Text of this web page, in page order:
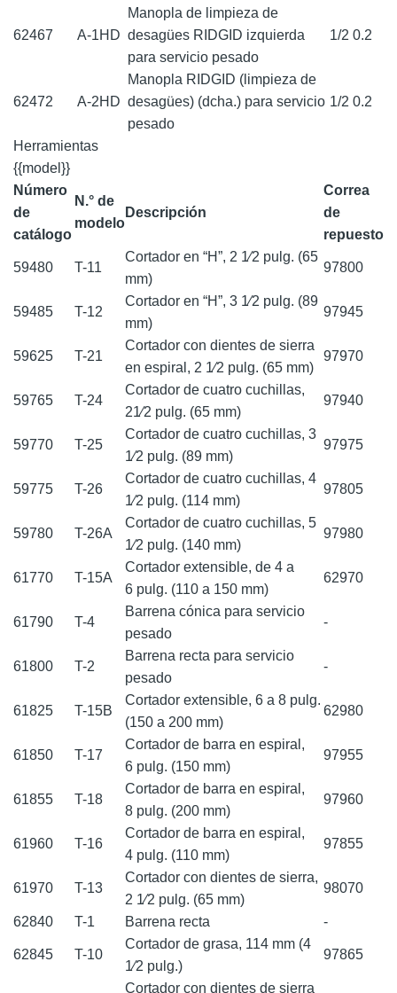
62467 A-1HD
Manopla de limpieza de
desagües RIDGID izquierda
para servicio pesado
1/2 0.2
62472 A-2HD
Manopla RIDGID (limpieza de
desagües) (dcha.) para servicio
pesado
1/2 0.2
Herramientas
{{model}}
Número
de
catálogo
N.° de
modelo
Descripción
Correa
de
repuesto
59480 T-11
Cortador en “H”, 2 1⁄2 pulg. (65
mm)
97800
59485 T-12
Cortador en “H”, 3 1⁄2 pulg. (89
mm)
97945
59625 T-21
Cortador con dientes de sierra
en espiral, 2 1⁄2 pulg. (65 mm)
97970
59765 T-24
Cortador de cuatro cuchillas,
21⁄2 pulg. (65 mm)
97940
59770 T-25
Cortador de cuatro cuchillas, 3
1⁄2 pulg. (89 mm)
97975
59775 T-26
Cortador de cuatro cuchillas, 4
1⁄2 pulg. (114 mm)
97805
59780 T-26A
Cortador de cuatro cuchillas, 5
1⁄2 pulg. (140 mm)
97980
61770 T-15A
Cortador extensible, de 4 a
6 pulg. (110 a 150 mm)
62970
61790 T-4
Barrena cónica para servicio
pesado
-
61800 T-2
Barrena recta para servicio
pesado
-
61825 T-15B
Cortador extensible, 6 a 8 pulg.
(150 a 200 mm)
62980
61850 T-17
Cortador de barra en espiral,
6 pulg. (150 mm)
97955
61855 T-18
Cortador de barra en espiral,
8 pulg. (200 mm)
97960
61960 T-16
Cortador de barra en espiral,
4 pulg. (110 mm)
97855
61970 T-13
Cortador con dientes de sierra,
2 1⁄2 pulg. (65 mm)
98070
62840 T-1 Barrena recta -
62845 T-10
Cortador de grasa, 114 mm (4
1⁄2 pulg.)
97865
Cortador con dientes de sierra